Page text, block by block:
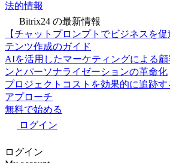
法的情報
Bitrix24 の最新情報
【チャットプロンプトでビジネスを
テンツ作成のガイド
AIを活用したマーケティングによる
ンとパーソナライゼーションの革命化
プロジェクトコストを効果的に追跡
アプローチ
無料で始める
ログイン
ログイン